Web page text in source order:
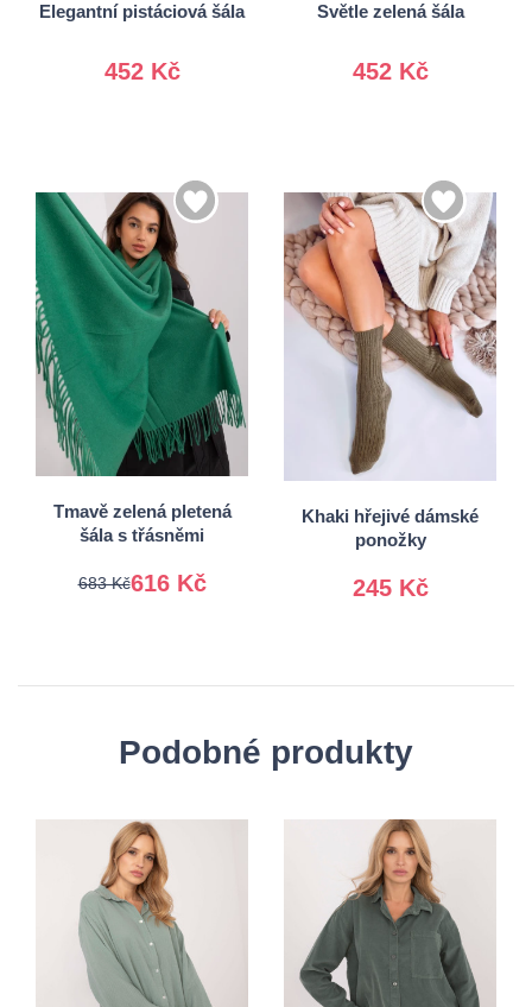
Elegantní pistáciová šála
452 Kč
Světle zelená šála
452 Kč
Tmavě zelená pletená
šála s třásněmi
616 Kč
683 Kč
Univerzální
Khaki hřejivé dámské
ponožky
245 Kč
35-38
38-41.
Podobné produkty